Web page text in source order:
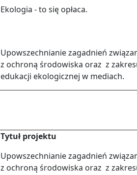
Ekologia - to się opłaca.
Upowszechnianie zagadnień
z ochroną środowiska oraz z
edukacji ekologicznej w mediach.
Tytuł projektu
Upowszechnianie zagadnień
z ochroną środowiska oraz z